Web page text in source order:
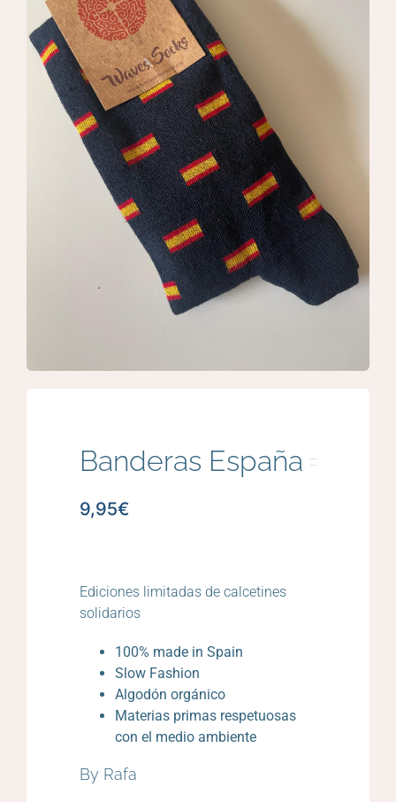
Banderas España
9,95€
Ediciones limitadas de calcetines
solidarios
100% made in Spain
Slow Fashion
Algodón orgánico
Materias primas respetuosas
con el medio ambiente
By Rafa